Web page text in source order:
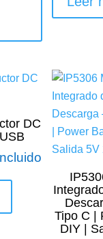
DC
Tipo C |
DIY |